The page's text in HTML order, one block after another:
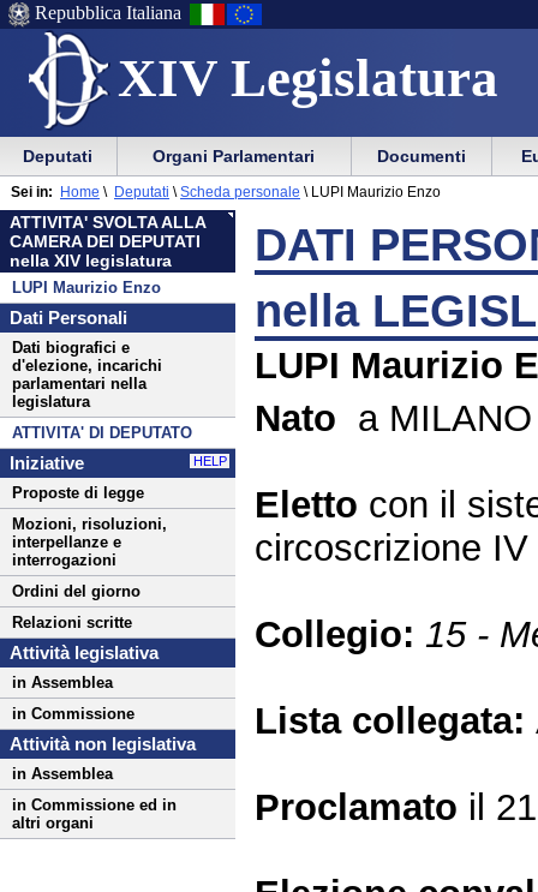
XIV Legislatura
Menu
di
ausilio
alla
navigazione
Vai
Menu
di
navigazione
principale
Repubblica Italiana
Menu
di
navigazione
principale
Vai
menu
di
sezione
Deputati Organi Parlamentari Documenti
ATTIVITA' SVOLTA ALLA
CAMERA DEI DEPUTATI
nella XIV legislatura
LUPI Maurizio Enzo
Dati Personali
Dati biografici e
d'elezione, incarichi
parlamentari nella
legislatura
ATTIVITA' DI DEPUTATO
Iniziative HELP
Proposte di legge
Mozioni, risoluzioni,
interpellanze e
interrogazioni
Ordini del giorno
Relazioni scritte
Attività legislativa
in Assemblea
in Commissione
Attività non legislativa
in Assemblea
in Commissione ed in
altri organi
Sei in: Home \ Deputati \ Scheda personale \ LUPI Maurizio Enzo
DATI
nella
LUPI Maurizio
Nato a
Eletto con il
circoscrizione
Collegio: 15 -
Lista collegata:
Proclamato il